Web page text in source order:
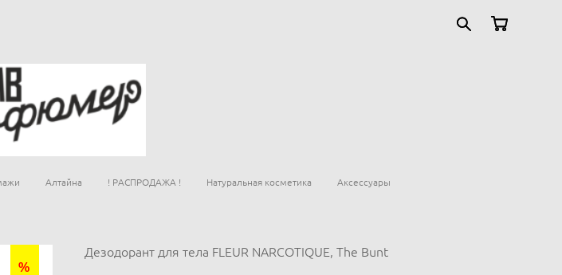
Алтайна ! РАСПРОДАЖА ! Натуральная косметика Аксессуары
%
Дезодорант для тела FLEUR NARCOTIQUE, The Bunt